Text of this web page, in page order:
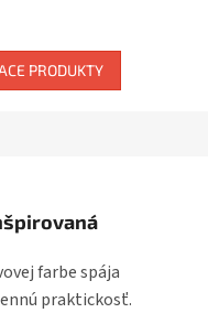
PRODUKTY
farbe spája
praktickosť.